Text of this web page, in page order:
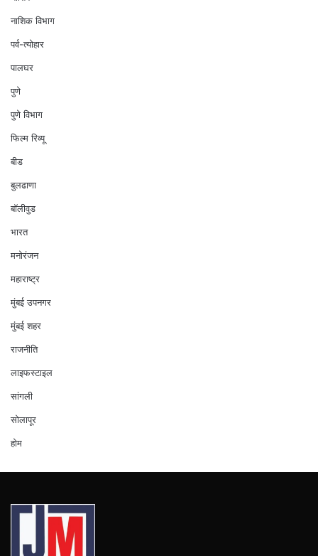
नाशिक विभाग
पर्व-त्योहार
पालघर
पुणे
पुणे विभाग
फिल्म रिव्यू
बीड
बुलढाणा
बॉलीवुड
भारत
मनोरंजन
महाराष्ट्र
मुंबई उपनगर
मुंबई शहर
राजनीति
लाइफस्टाइल
सांगली
सोलापूर
होम